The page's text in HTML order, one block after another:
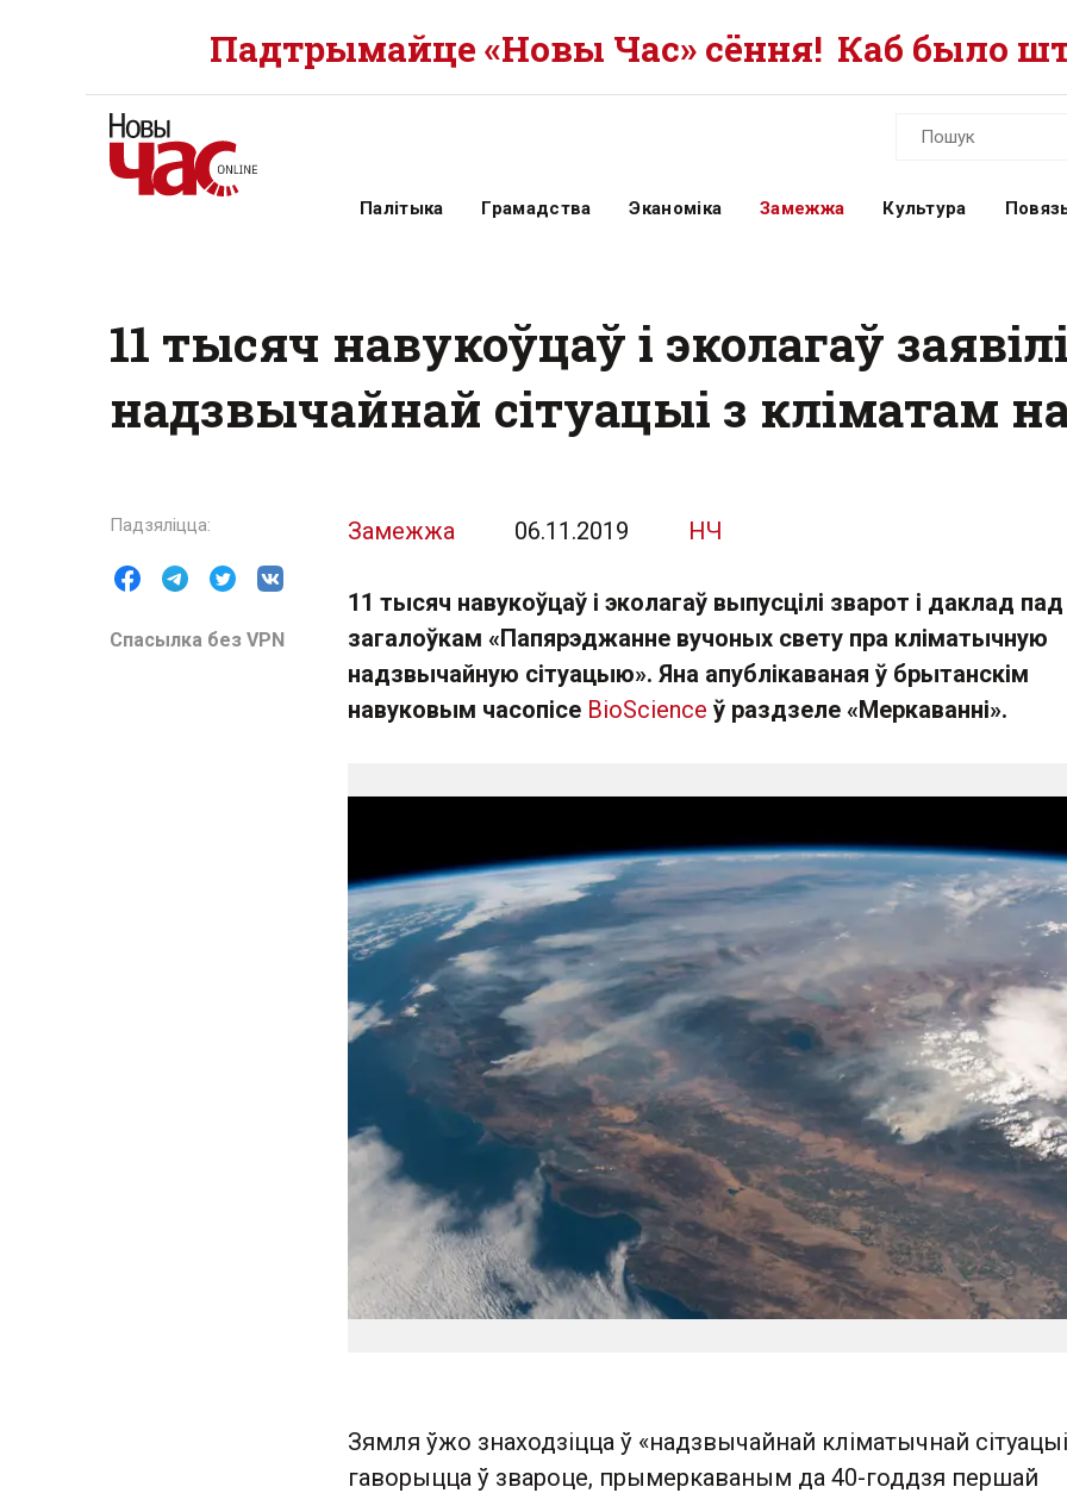
Падтрымайце «Новы Час» сёння! Каб было
Палітыка Грамадства Эканоміка Замежжа Культура
11 тысяч навукоўцаў і эколагаў
надзвычайнай сітуацыі з кліматам
Спасылка без VPN
Замежжа 06.11.2019 НЧ
11 тысяч навукоўцаў і эколагаў выпусцілі зварот і даклад пад
загалоўкам «Папярэджанне вучоных свету пра кліматычную
надзвычайную сітуацыю». Яна апублікаваная ў брытанскім
навуковым часопісе BioScience ў раздзеле «Меркаванні».
Зямля ўжо знаходзіцца ў «надзвычайнай кліматычнай
гаворыцца ў звароце, прымеркаваным да 40-годдзя першай